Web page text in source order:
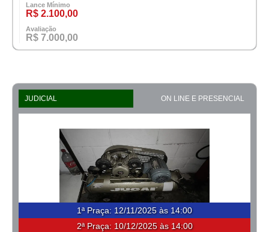
Lance Mínimo
R$ 2.100,00
Avaliação
R$ 7.000,00
JUDICIAL ON LINE E PRESENCIAL
1ª Praça: 12/11/2025 às 14:00
2ª Praça: 10/12/2025 às 14:00